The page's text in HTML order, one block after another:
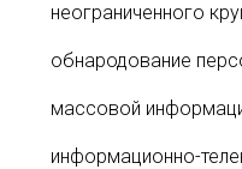
неограниченного
обнародование
массовой
информационно-